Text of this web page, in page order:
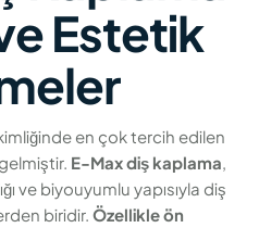
Estetik
en çok tercih edilen
E-Max diş kaplama
ve biyouyumlu yapısıyla diş
biridir. Özellikle ön